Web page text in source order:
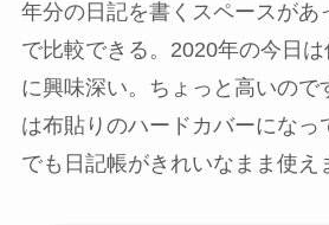
年分の日記を書くスペースがあ
で比較できる。2020年の今日
に興味深い。ちょっと高いので
は布貼りのハードカバーになっ
でも日記帳がきれいなまま使え